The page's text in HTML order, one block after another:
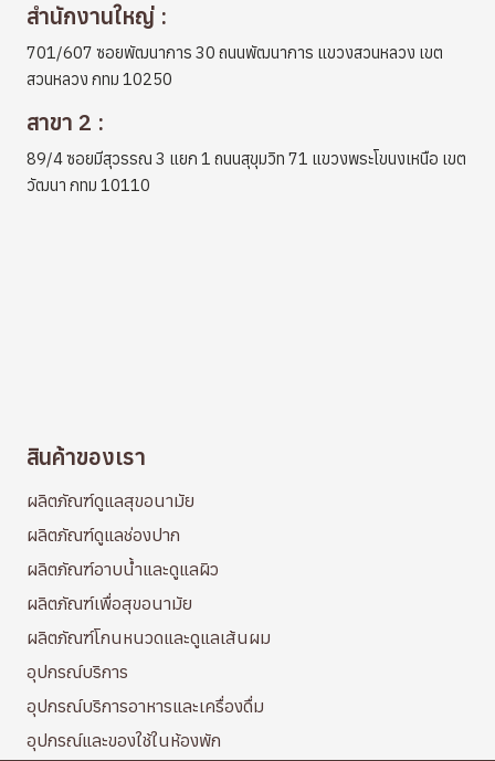
สำนักงานใหญ่ :
701/607 ซอยพัฒนาการ 30 ถนนพัฒนาการ แขวงสวนหลวง เขต
สวนหลวง กทม 10250
สาขา 2 :
89/4 ซอยมีสุวรรณ 3 แยก 1 ถนนสุขุมวิท 71 แขวงพระโขนงเหนือ เขต
วัฒนา กทม 10110
สินค้าของเรา
ผลิตภัณฑ์ดูแลสุขอนามัย
ผลิตภัณฑ์ดูแลช่องปาก
ผลิตภัณฑ์อาบน้ำและดูแลผิว
ผลิตภัณฑ์เพื่อสุขอนามัย
ผลิตภัณฑ์โกนหนวดและดูแลเส้นผม
อุปกรณ์บริการ
อุปกรณ์บริการอาหารและเครื่องดื่ม
อุปกรณ์และของใช้ในห้องพัก